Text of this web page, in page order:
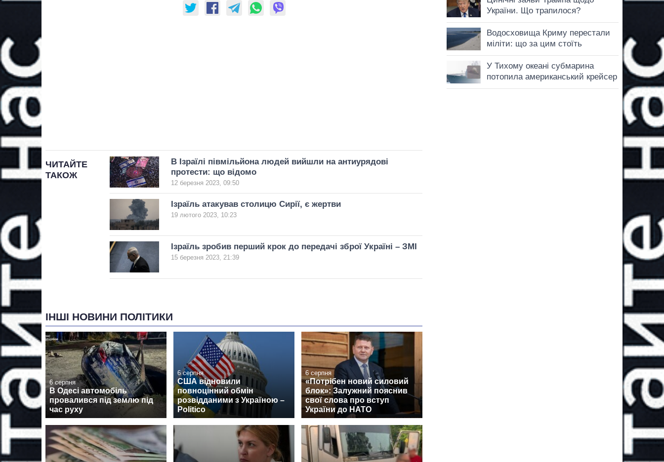
ЧИТАЙТЕ
ТАКОЖ
В Ізраїлі півмільйона людей вийшли на антиурядові
протести: що відомо
12 березня 2023, 09:50
Ізраїль атакував столицю Сирії, є жертви
19 лютого 2023, 10:23
Ізраїль зробив перший крок до передачі зброї Україні – ЗМІ
15 березня 2023, 21:39
ІНШІ НОВИНИ ПОЛІТИКИ
6 серпня
В Одесі автомобіль
провалився під землю під
час руху
6 серпня
США відновили
повноцінний обмін
розвідданими з Україною –
Politico
6 серпня
«Потрібен новий силовий
блок»: Залужний пояснив
свої слова про вступ
України до НАТО